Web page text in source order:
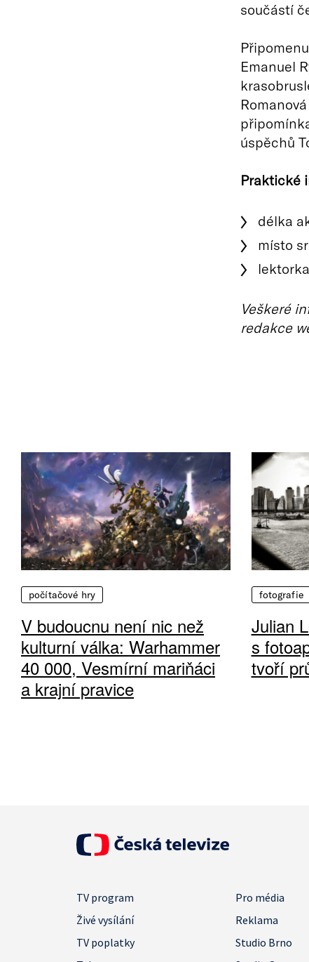
součástí
Emanuel
úspěchů
Praktické
délka
místo
Veškeré
redakce
počítačové hry
V budoucnu není nic než
kulturní válka: Warhammer
40 000, Vesmírní mariňáci
a krajní pravice
fotografie
Julian
s
tvoří
TV program
Pro média
Živé vysílání
Reklama
TV poplatky
Studio Brno